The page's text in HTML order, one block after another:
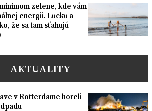
zelene, kde vám
energii. Lucku a
že sa tam sťahujú
AKTUALITY
v Rotterdame horeli